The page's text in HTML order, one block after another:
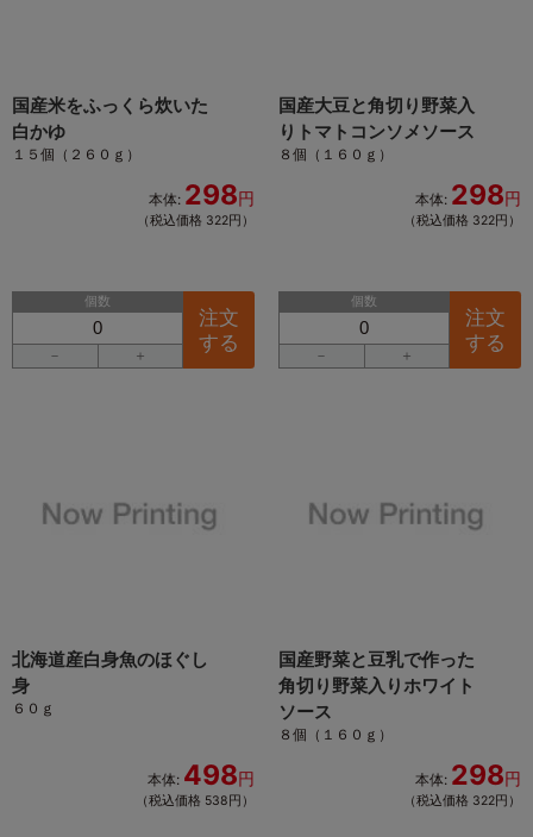
国産米をふっくら炊いた
白かゆ
１５個（２６０ｇ）
本体: 298円
（税込価格 322円）
個数
－ ＋
注文
する
国産大豆と角切り野菜入
りトマトコンソメソース
８個（１６０ｇ）
本体: 298円
（税込価格 322円）
個数
－ ＋
注文
する
北海道産白身魚のほぐし
身
６０ｇ
本体: 498円
（税込価格 538円）
国産野菜と豆乳で作った
角切り野菜入りホワイト
ソース
８個（１６０ｇ）
本体: 298円
（税込価格 322円）